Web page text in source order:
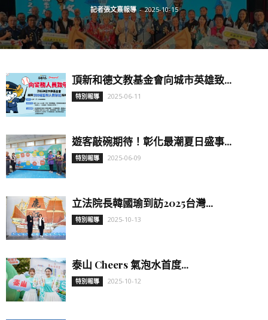
記者張文熹報導 - 2025-10-15
頂新和德文教基金會向城市英雄致...
特別報導 2025-06-11
遊客敲碗期待！彰化最潮夏日盛事...
特別報導 2025-06-09
立法院長韓國瑜到訪2025台灣...
特別報導 2025-10-13
泰山 Cheers 氣泡水首度...
特別報導 2025-10-12